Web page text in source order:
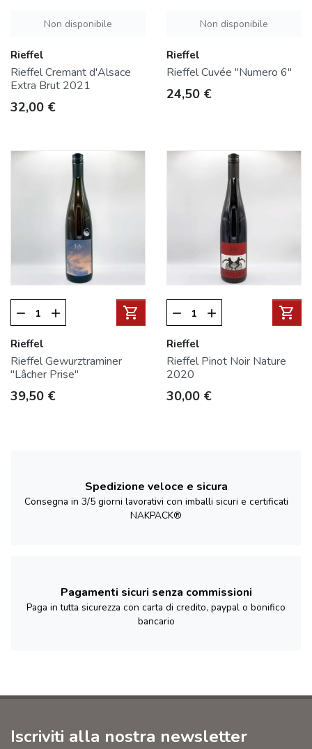
Non disponibile
Rieffel
Rieffel Cremant d'Alsace
Extra Brut 2021
Prezzo
32,00 €
Non disponibile
Rieffel
Rieffel Cuvée "Numero 6"
Prezzo
24,50 €
remove add shopping_cart
Rieffel
Rieffel Gewurztraminer
"Lâcher Prise"
Prezzo
39,50 €
remove add shopping_cart
Rieffel
Rieffel Pinot Noir Nature
2020
Prezzo
30,00 €
Spedizione veloce e sicura
Consegna in 3/5 giorni lavorativi con imballi sicuri e certificati
NAKPACK®
Pagamenti sicuri senza commissioni
Paga in tutta sicurezza con carta di credito, paypal o bonifico
bancario
Iscriviti alla nostra newsletter